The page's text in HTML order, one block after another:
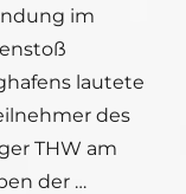
im
lautete
des
THW am
der …